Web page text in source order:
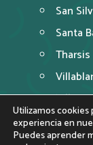
San
Santa
Tharsis
Utilizamos
experiencia en
Puedes aprender